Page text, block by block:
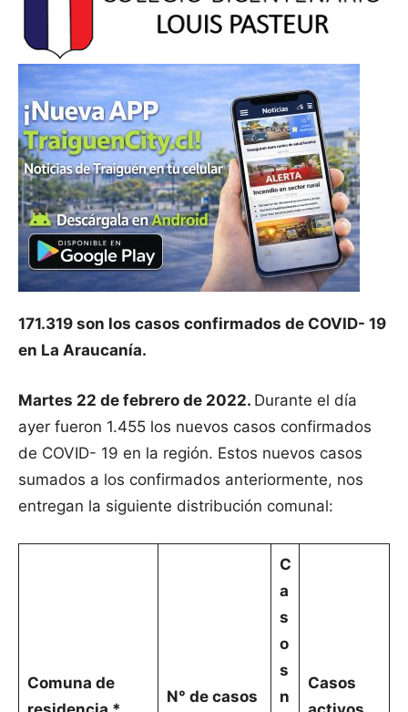
171.319 son los casos confirmados de COVID- 19
en La Araucanía.
Martes 22 de febrero de 2022. Durante el día
ayer fueron 1.455 los nuevos casos confirmados
de COVID- 19 en la región. Estos nuevos casos
sumados a los confirmados anteriormente, nos
entregan la siguiente distribución comunal:
Comuna de
N° de casos
C
a
s
o
s
n
Casos